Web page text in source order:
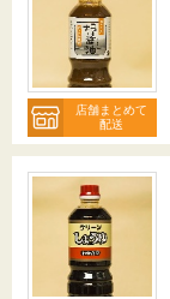
店舗まとめて
配送